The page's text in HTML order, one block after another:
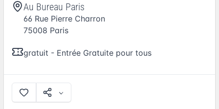
Au Bureau Paris
66 Rue Pierre Charron
75008 Paris
gratuit - Entrée Gratuite pour tous